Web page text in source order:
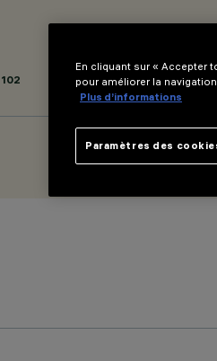
En cliquant sur « Accepter
pour améliorer la
Plus d’informations
Paramètres des